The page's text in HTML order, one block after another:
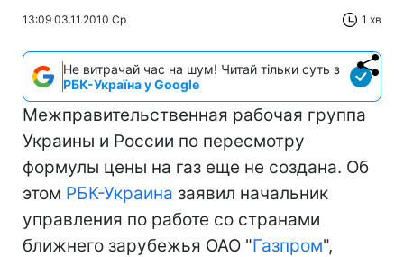
13:09 03.11.2010 Ср 1 хв
Не витрачай час на шум! Читай тільки суть з
РБК-Україна у Google
Межправительственная рабочая группа
Украины и России по пересмотру
формулы цены на газ еще не создана. Об
этом РБК-Украина заявил начальник
управления по работе со странами
ближнего зарубежья ОАО "Газпром",